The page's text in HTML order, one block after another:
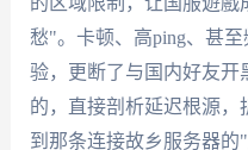
愁"。卡顿、高ping、甚
验，更断了与国内好友开
的，直接剖析延迟根源
到那条连接故乡服务器的"